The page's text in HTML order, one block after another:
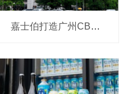
嘉士伯打造广州CBD“绝嘉时刻主场” 解锁都市足球互动新体验